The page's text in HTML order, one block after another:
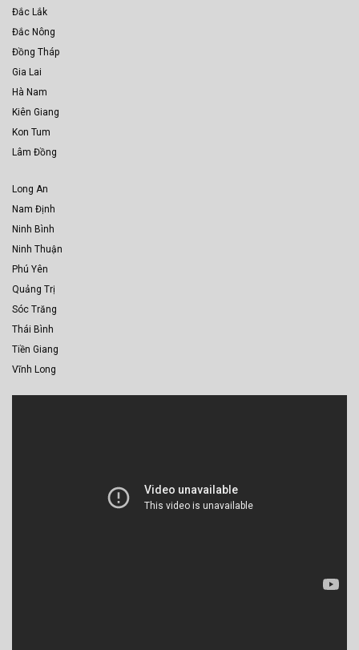
Đắc Lắk
Đắc Nông
Đồng Tháp
Gia Lai
Hà Nam
Kiên Giang
Kon Tum
Lâm Đồng
Long An
Nam Định
Ninh Bình
Ninh Thuận
Phú Yên
Quảng Trị
Sóc Trăng
Thái Bình
Tiền Giang
Vĩnh Long